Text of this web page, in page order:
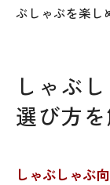
ぶしゃぶを楽し
しゃぶ
選び方
しゃぶしゃぶ